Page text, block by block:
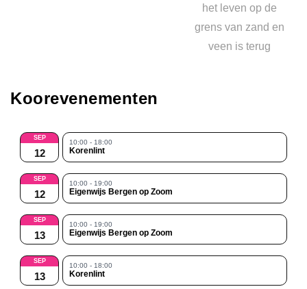
het leven op de
grens van zand en
veen is terug
Koorevenementen
SEP
12
10:00 - 18:00
Korenlint
SEP
12
10:00 - 19:00
Eigenwijs Bergen op Zoom
SEP
13
10:00 - 19:00
Eigenwijs Bergen op Zoom
SEP
13
10:00 - 18:00
Korenlint